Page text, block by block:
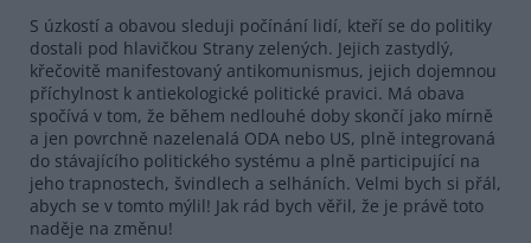
S úzkostí a obavou sleduji počínání lidí, kteří se do politiky
dostali pod hlavičkou Strany zelených. Jejich zastydlý,
křečovitě manifestovaný antikomunismus, jejich dojemnou
příchylnost k antiekologické politické pravici. Má obava
spočívá v tom, že během nedlouhé doby skončí jako mírně
a jen povrchně nazelenalá ODA nebo US, plně integrovaná
do stávajícího politického systému a plně participující na
jeho trapnostech, švindlech a selháních. Velmi bych si přál,
abych se v tomto mýlil! Jak rád bych věřil, že je právě toto
naděje na změnu!